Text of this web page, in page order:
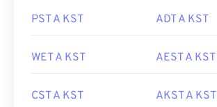
PST A KST ADT A KST
WET A KST AEST A KST
CST A KST AKST A KST